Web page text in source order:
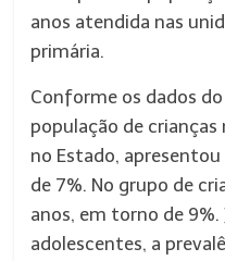
anos atendida nas
primária.
Conforme os dados
população de crianças
no Estado,
de 7%. No grupo de
anos, em torno de 9%.
adolescentes, a